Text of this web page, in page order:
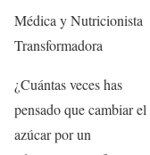
Médica y Nutricionista
Transformadora
¿Cuántas veces has
pensado que cambiar el
azúcar por un